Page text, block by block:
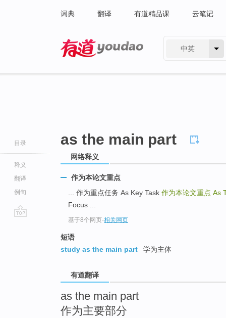
词典 翻译 有道精品课 云笔记
中英
目录
释义
翻译
例句
as the main part
网络释义
作为本论文重点
... 作为重点任务 As Key Task 作为本论文重点 As
Focus ...
基于8个网页-相关网页
短语
study as the main part
学为主体
有道翻译
as the main part
作为主要部分